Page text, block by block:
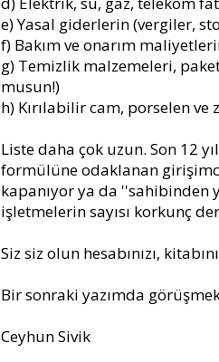
e) Yasal giderlerin (vergiler,
f) Bakım ve onarım
g) Temizlik malzemeleri,
musun!)
h) Kırılabilir cam, porselen
Liste daha çok uzun. Son 12
formülüne odaklanan
kapanıyor ya da
işletmelerin sayısı korkunç
Siz siz olun hesabınızı,
Bir sonraki yazımda
Ceyhun Sivik